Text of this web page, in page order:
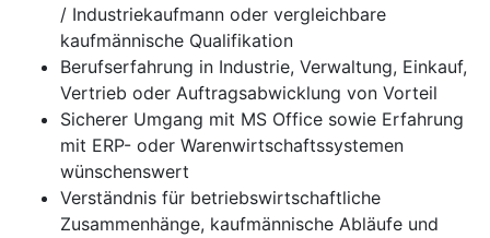
/ Industriekaufmann oder vergleichbare
kaufmännische Qualifikation
Berufserfahrung in Industrie, Verwaltung, Einkauf,
Vertrieb oder Auftragsabwicklung von Vorteil
Sicherer Umgang mit MS Office sowie Erfahrung
mit ERP- oder Warenwirtschaftssystemen
wünschenswert
Verständnis für betriebswirtschaftliche
Zusammenhänge, kaufmännische Abläufe und